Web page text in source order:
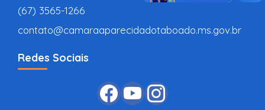
(67) 3565-1266
contato@camaraaparecidadotaboado.ms.gov.br
Redes Sociais